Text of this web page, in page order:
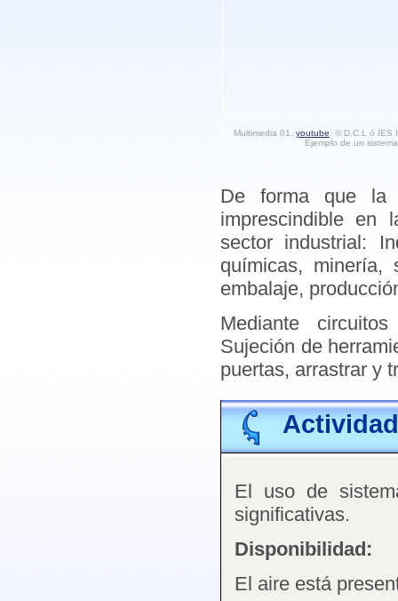
Multimedia 01. youtube. © D.C.L ó IES
Ejemplo de un
De forma que la
imprescindible en
sector industrial:
químicas, minería,
embalaje,
Mediante
Sujeción de
puertas, arrastrar y
Actividad
El uso de
significativas.
Disponibilidad:
El aire está